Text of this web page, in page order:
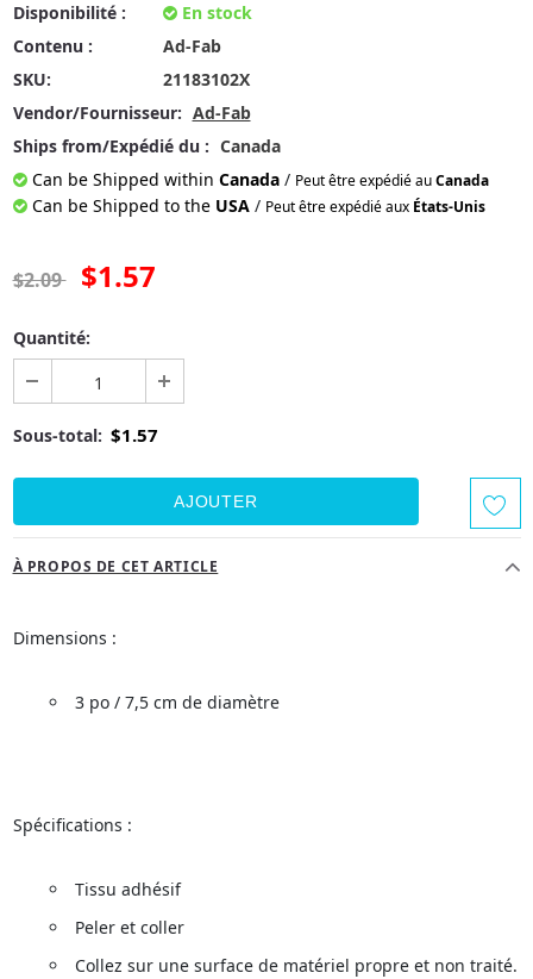
Disponibilité :
En stock
Contenu :
Ad-Fab
SKU:
21183102X
Vendor/Fournisseur: Ad-Fab
Ships from/Expédié du : Canada
Can be Shipped within Canada/ Peut être expédié auCanada
Can be Shipped to the USA/ Peut être expédié aux États-Unis
$2.09 $1.57
Quantité:
Sous-total: $1.57
À PROPOS DE CET ARTICLE
Dimensions :
3 po / 7,5 cm de diamètre
Spécifications :
Tissu adhésif
Peler et coller
Collez sur une surface de matériel propre et non traité.